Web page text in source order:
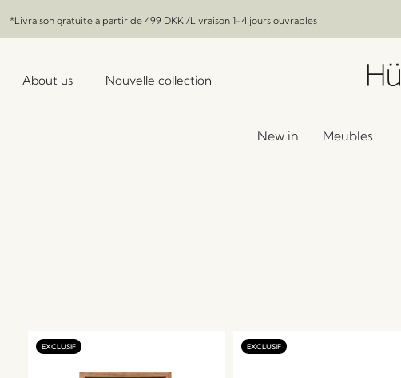
*Livraison gratuite à partir de 499 DKK /Livraison 1-4 jours ouvrables
About us Nouvelle collection
New in Meubles